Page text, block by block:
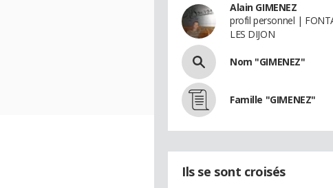
Alain GIMENEZ
profil personnel |
LES DIJON
Nom "GIMENEZ"
Famille "GIMENEZ"
Ils se sont croisés